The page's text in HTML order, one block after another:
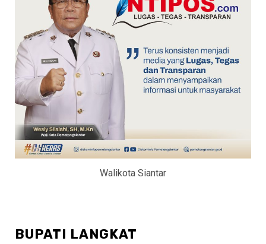
Walikota Siantar
BUPATI LANGKAT